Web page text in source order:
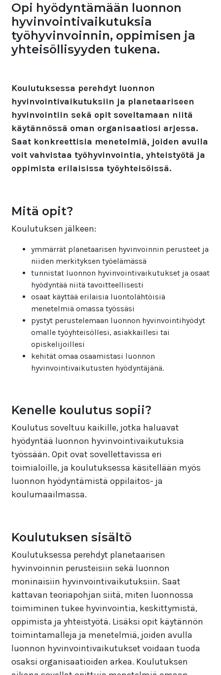
Opi hyödyntämään luonnon
hyvinvointivaikutuksia
työhyvinvoinnin, oppimisen ja
yhteisöllisyyden tukena.
Koulutuksessa perehdyt luonnon
hyvinvointivaikutuksiin ja planetaariseen
hyvinvointiin sekä opit soveltamaan niitä
käytännössä oman organisaatiosi arjessa.
Saat konkreettisia menetelmiä, joiden avulla
voit vahvistaa työhyvinvointia, yhteistyötä ja
oppimista erilaisissa työyhteisöissä.
Mitä opit?
Koulutuksen jälkeen:
ymmärrät planetaarisen hyvinvoinnin perusteet ja
niiden merkityksen työelämässä
tunnistat luonnon hyvinvointivaikutukset ja osaat
hyödyntää niitä tavoitteellisesti
osaat käyttää erilaisia luontolähtöisiä
menetelmiä omassa työssäsi
pystyt perustelemaan luonnon hyvinvointihyödyt
omalle työyhteisöllesi, asiakkaillesi tai
opiskelijoillesi
kehität omaa osaamistasi luonnon
hyvinvointivaikutusten hyödyntäjänä.
Kenelle koulutus sopii?
Koulutus soveltuu kaikille, jotka haluavat
hyödyntää luonnon hyvinvointivaikutuksia
työssään. Opit ovat sovellettavissa eri
toimialoille, ja koulutuksessa käsitellään myös
luonnon hyödyntämistä oppilaitos- ja
koulumaailmassa.
Koulutuksen sisältö
Koulutuksessa perehdyt planetaarisen
hyvinvoinnin perusteisiin sekä luonnon
moninaisiin hyvinvointivaikutuksiin. Saat
kattavan teoriapohjan siitä, miten luonnossa
toimiminen tukee hyvinvointia, keskittymistä,
oppimista ja yhteistyötä. Lisäksi opit käytännön
toimintamalleja ja menetelmiä, joiden avulla
luonnon hyvinvointivaikutukset voidaan tuoda
osaksi organisaatioiden arkea. Koulutuksen